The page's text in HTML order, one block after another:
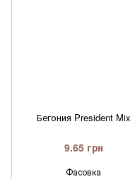
Бегония President Mix
9.65 грн
Фасовка